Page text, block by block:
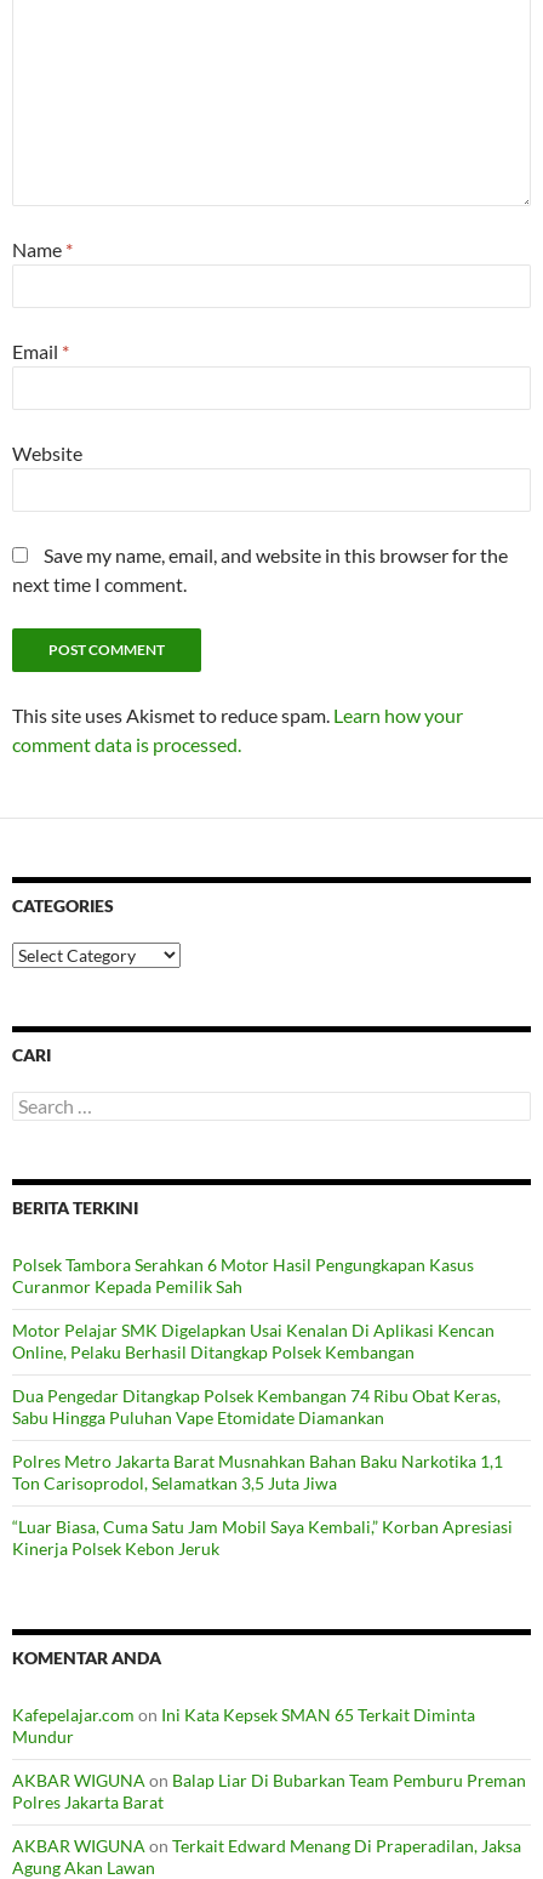
Name *
Email *
Website
Save my name, email, and website in this browser for the
next time I comment.
This site uses Akismet to reduce spam. Learn how your
comment data is processed.
CATEGORIES
Categories
CARI
Search
for:
BERITA TERKINI
Polsek Tambora Serahkan 6 Motor Hasil Pengungkapan Kasus
Curanmor Kepada Pemilik Sah
Motor Pelajar SMK Digelapkan Usai Kenalan Di Aplikasi Kencan
Online, Pelaku Berhasil Ditangkap Polsek Kembangan
Dua Pengedar Ditangkap Polsek Kembangan 74 Ribu Obat Keras,
Sabu Hingga Puluhan Vape Etomidate Diamankan
Polres Metro Jakarta Barat Musnahkan Bahan Baku Narkotika 1,1
Ton Carisoprodol, Selamatkan 3,5 Juta Jiwa
“Luar Biasa, Cuma Satu Jam Mobil Saya Kembali,” Korban Apresiasi
Kinerja Polsek Kebon Jeruk
KOMENTAR ANDA
Kafepelajar.com on Ini Kata Kepsek SMAN 65 Terkait Diminta
Mundur
AKBAR WIGUNA on Balap Liar Di Bubarkan Team Pemburu Preman
Polres Jakarta Barat
AKBAR WIGUNA on Terkait Edward Menang Di Praperadilan, Jaksa
Agung Akan Lawan